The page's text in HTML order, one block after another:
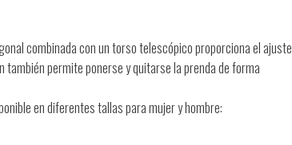
combinada con un torso telescópico proporciona el ajuste
también permite ponerse y quitarse la prenda de forma
en diferentes tallas para mujer y hombre: